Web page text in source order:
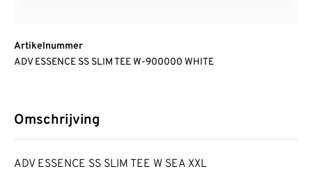
Artikelnummer
ADV ESSENCE SS SLIM TEE W-900000 WHITE
Omschrijving
ADV ESSENCE SS SLIM TEE W SEA XXL